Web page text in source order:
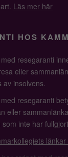
Läs mer här
HOS
resegaranti
eller
av insolvens.
resegaranti
eller
inte har